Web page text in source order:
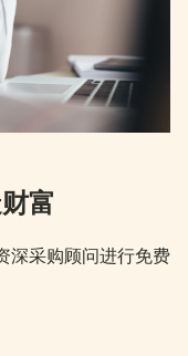
富
深采购顾问进行免费